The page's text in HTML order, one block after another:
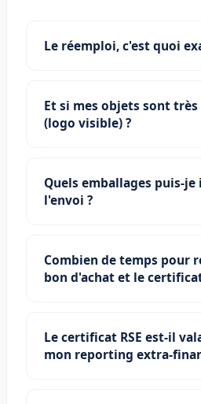
Le réemploi, c'est quoi
Et si mes objets sont très
(logo visible) ?
Quels emballages puis-je
l'envoi ?
Combien de temps pour
bon d'achat et le
Le certificat RSE est-il
mon reporting extra-